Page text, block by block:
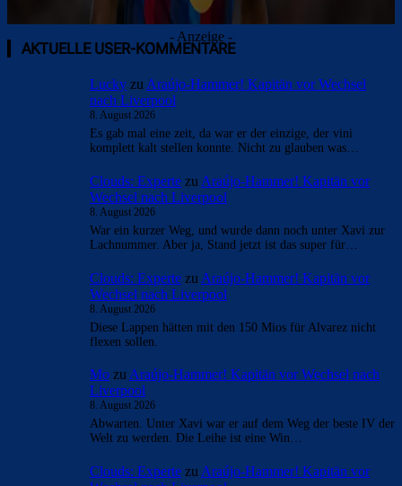
- Anzeige -
AKTUELLE USER-KOMMENTARE
Lucky zuAraújo-Hammer! Kapitän vor Wechsel
nach Liverpool
8. August 2026
Es gab mal eine zeit, da war er der einzige, der vini
komplett kalt stellen konnte. Nicht zu glauben was…
Clouds: Experte zu Araújo-Hammer! Kapitän vor
Wechsel nach Liverpool
8. August 2026
War ein kurzer Weg, und wurde dann noch unter Xavi zur
Lachnummer. Aber ja, Stand jetzt ist das super für…
Clouds: Experte zu Araújo-Hammer! Kapitän vor
Wechsel nach Liverpool
8. August 2026
Diese Lappen hätten mit den 150 Mios für Alvarez nicht
flexen sollen.
Mo zu Araújo-Hammer! Kapitän vor Wechsel nach
Liverpool
8. August 2026
Abwarten. Unter Xavi war er auf dem Weg der beste IV der
Welt zu werden. Die Leihe ist eine Win…
Clouds: Experte zu Araújo-Hammer! Kapitän vor